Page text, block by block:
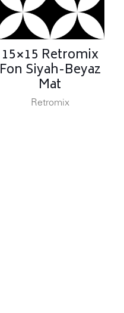
15×15 Retromix
Fon Siyah-Beyaz
Mat
Retromix